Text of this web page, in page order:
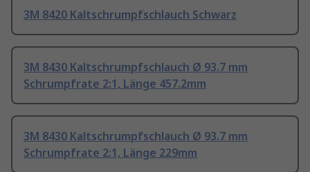
3M 8420 Kaltschrumpfschlauch Schwarz
3M 8430 Kaltschrumpfschlauch Ø 93.7 mm
Schrumpfrate 2:1, Länge 457.2mm
3M 8430 Kaltschrumpfschlauch Ø 93.7 mm
Schrumpfrate 2:1, Länge 229mm